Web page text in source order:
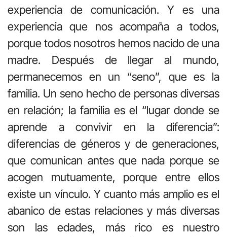
experiencia de comunicación. Y es una
experiencia que nos acompaña a todos,
porque todos nosotros hemos nacido de una
madre. Después de llegar al mundo,
permanecemos en un “seno”, que es la
familia. Un seno hecho de personas diversas
en relación; la familia es el “lugar donde se
aprende a convivir en la diferencia”:
diferencias de géneros y de generaciones,
que comunican antes que nada porque se
acogen mutuamente, porque entre ellos
existe un vínculo. Y cuanto más amplio es el
abanico de estas relaciones y más diversas
son las edades, más rico es nuestro